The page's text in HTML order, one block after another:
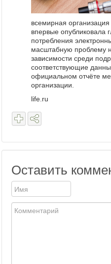
всемирная
впервые опубликовала
потребления
масштабную проблему
зависимости среди
соответствующие
официальном отчёте
организации.
life.ru
Оставить